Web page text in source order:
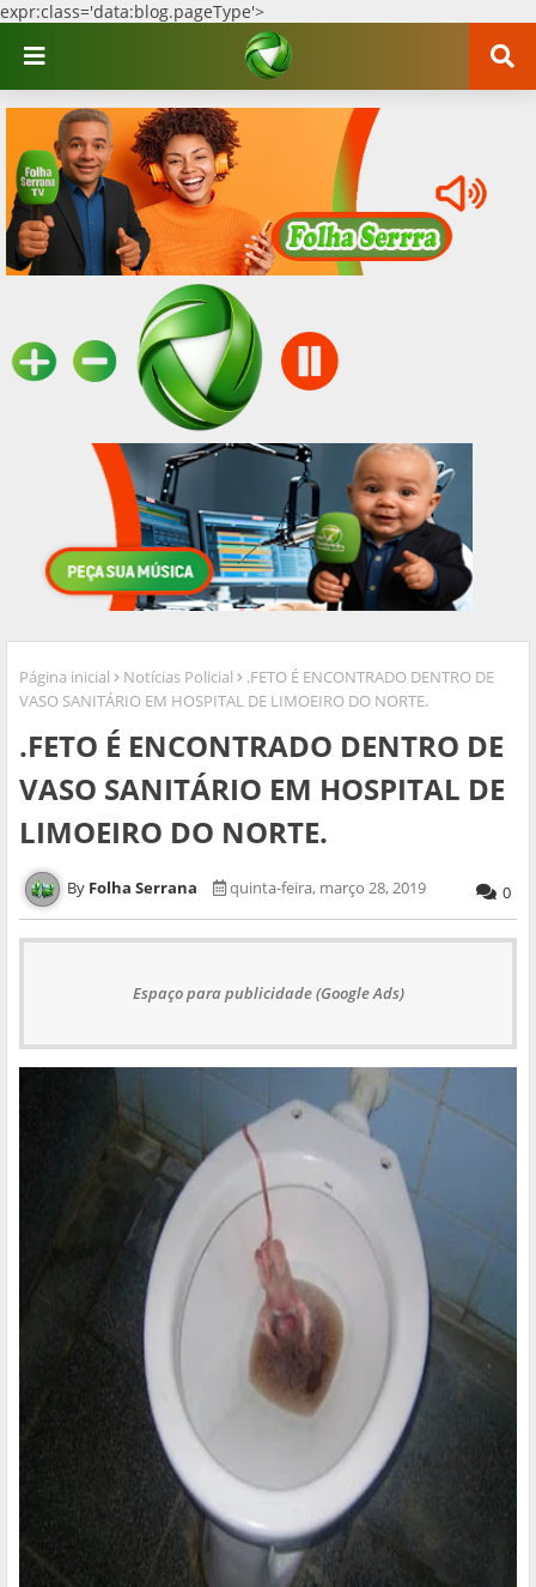
expr:class='data:blog.pageType'>
Página inicial Notícias Policial
.FETO É ENCONTRADO DENTRO DE
VASO SANITÁRIO EM HOSPITAL DE LIMOEIRO DO NORTE.
.FETO É ENCONTRADO DENTRO DE
VASO SANITÁRIO EM HOSPITAL DE
LIMOEIRO DO NORTE.
Folha Serrana quinta-feira, março 28, 2019 0
Espaço para publicidade (Google Ads)